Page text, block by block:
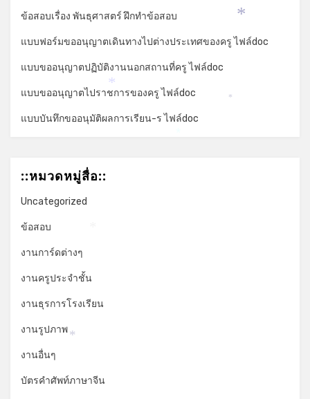
ข้อสอบเรื่อง พันธุศาสตร์ ฝึกทำข้อสอบ
แบบฟอร์มขออนุญาตเดินทางไปต่างประเทศของครู ไฟล์doc
แบบขออนุญาตปฏิบัติงานนอกสถานที่ครู ไฟล์doc
แบบขออนุญาตไปราชการของครู ไฟล์doc
แบบบันทึกขออนุมัติผลการเรียน-ร ไฟล์doc
::หมวดหมู่สื่อ::
Uncategorized
ข้อสอบ
งานการ์ดต่างๆ
งานครูประจำชั้น
งานธุรการโรงเรียน
งานรูปภาพ
งานอื่นๆ
บัตรคำศัพท์ภาษาจีน
*